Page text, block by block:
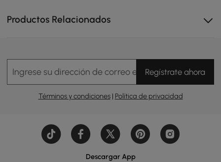
Productos Relacionados
Ingrese su dirección de correo electrónicoRegístrate ahora
Términos y condiciones| Política de privacidad
Descargar App